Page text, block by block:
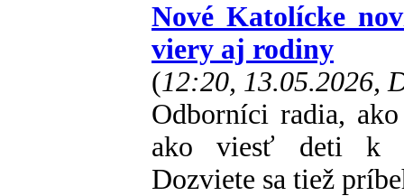
Nové Katolícke
viery aj rodiny
(12:20, 13.05.2026,
Odborníci radia,
ako viesť deti k
Dozviete sa tiež